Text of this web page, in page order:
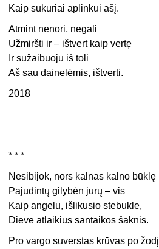
Kaip sūkuriai aplinkui ašį.
Atmint nenori, negali
Užmiršti ir – ištvert kaip vertę
Ir sužaibuoju iš toli
Aš sau dainelėmis, ištverti.
2018
* * *
Nesibijok, nors kalnas kalno būklę
Pajudintų gilybėn jūrų – vis
Kaip angelu, išlikusio stebukle,
Dieve atlaikius santaikos šaknis.
Pro vargo suverstas krūvas po žodį